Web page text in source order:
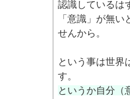
認識しているは
「意識」が無
せんから。
という事は世界
す。
というか自分（